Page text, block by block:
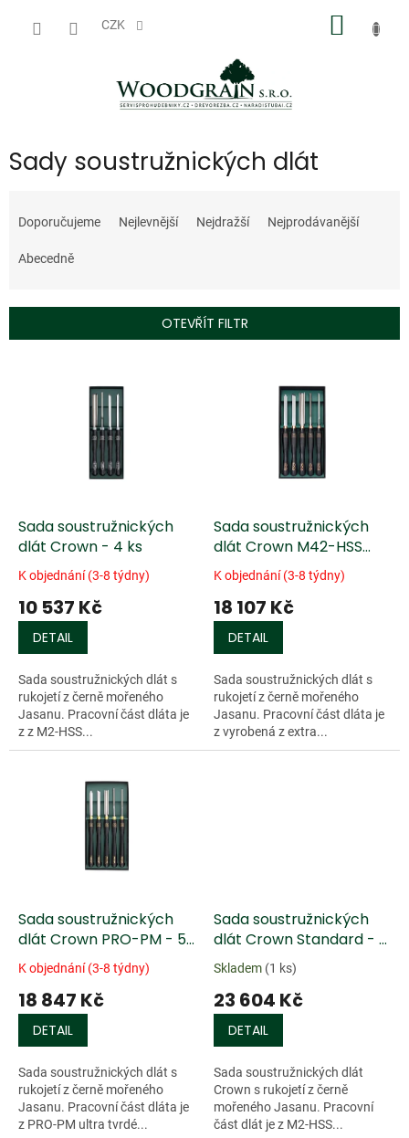
CZK
Sady soustružnických dlát
a
e
í
r
Doporučujeme Nejlevnější Nejdražší Nejprodávanější
Abecedně
OTEVŘÍT FILTR
d
u
Sada soustružnických
dlát Crown - 4 ks
K objednání (3-8 týdny)
10 537 Kč
DETAIL
Sada soustružnických dlát s
rukojetí z černě mořeného
Jasanu. Pracovní část dláta je
z z M2-HSS...
Sada soustružnických
dlát Crown M42-HSS
(kryogenní) - 5 ks
K objednání (3-8 týdny)
18 107 Kč
DETAIL
Sada soustružnických dlát s
rukojetí z černě mořeného
Jasanu. Pracovní část dláta je
z vyrobená z extra...
Sada soustružnických
dlát Crown PRO-PM - 5
ks
K objednání (3-8 týdny)
18 847 Kč
DETAIL
Sada soustružnických dlát s
rukojetí z černě mořeného
Jasanu. Pracovní část dláta je
z PRO-PM ultra tvrdé...
Sada soustružnických
dlát Crown Standard - 8
ks
Skladem (1 ks)
23 604 Kč
DETAIL
Sada soustružnických dlát
Crown s rukojetí z černě
mořeného Jasanu. Pracovní
část dlát je z M2-HSS...